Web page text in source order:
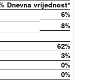
Dnevna vrijednost*
6%
8%
62%
3%
0%
0%